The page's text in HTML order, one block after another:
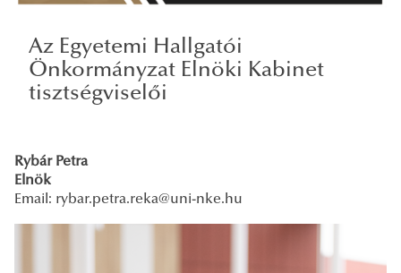
Az Egyetemi Hallgatói
Önkormányzat Elnöki Kabinet
tisztségviselői
Rybár Petra
Elnök
Email: rybar.petra.reka@uni-nke.hu